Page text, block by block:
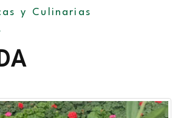
y Culinarias